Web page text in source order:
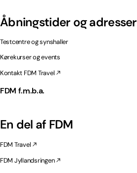
Åbningstider og adresser
Testcentre og synshaller
Kørekurser og events
Kontakt FDM Travel
FDM f.m.b.a.
En del af FDM
FDM Travel
FDM Jyllandsringen